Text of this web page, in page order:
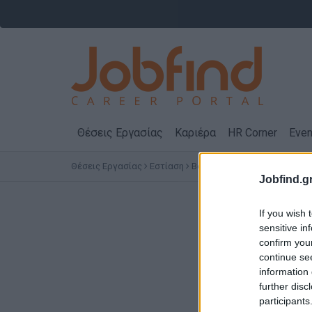
If you wish
sensitive
confirm
continue
information
further
Θέσεις Εργασίας Καριέρα HR Corner
Θέσεις Εργασίας Εστίαση Βοηθοί Κουζίνας